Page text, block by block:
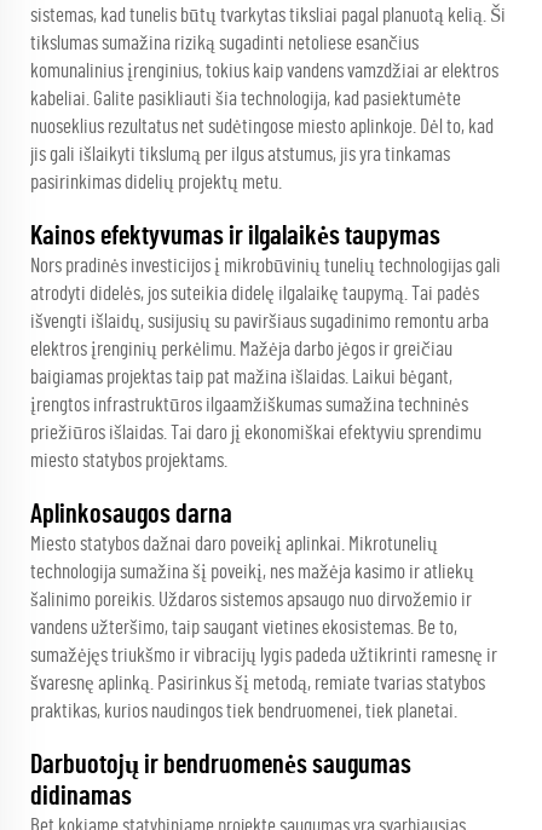
sistemas, kad tunelis būtų tvarkytas tiksliai pagal planuotą kelią. Ši
tikslumas sumažina riziką sugadinti netoliese esančius
komunalinius įrenginius, tokius kaip vandens vamzdžiai ar elektros
kabeliai. Galite pasikliauti šia technologija, kad pasiektumėte
nuoseklius rezultatus net sudėtingose miesto aplinkoje. Dėl to, kad
jis gali išlaikyti tikslumą per ilgus atstumus, jis yra tinkamas
pasirinkimas didelių projektų metu.
Kainos efektyvumas ir ilgalaikės taupymas
Nors pradinės investicijos į mikrobūvinių tunelių technologijas gali
atrodyti didelės, jos suteikia didelę ilgalaikę taupymą. Tai padės
išvengti išlaidų, susijusių su paviršiaus sugadinimo remontu arba
elektros įrenginių perkėlimu. Mažėja darbo jėgos ir greičiau
baigiamas projektas taip pat mažina išlaidas. Laikui bėgant,
įrengtos infrastruktūros ilgaamžiškumas sumažina techninės
priežiūros išlaidas. Tai daro jį ekonomiškai efektyviu sprendimu
miesto statybos projektams.
Aplinkosaugos darna
Miesto statybos dažnai daro poveikį aplinkai. Mikrotunelių
technologija sumažina šį poveikį, nes mažėja kasimo ir atliekų
šalinimo poreikis. Uždaros sistemos apsaugo nuo dirvožemio ir
vandens užteršimo, taip saugant vietines ekosistemas. Be to,
sumažėjęs triukšmo ir vibracijų lygis padeda užtikrinti ramesnę ir
švaresnę aplinką. Pasirinkus šį metodą, remiate tvarias statybos
praktikas, kurios naudingos tiek bendruomenei, tiek planetai.
Darbuotojų ir bendruomenės saugumas
didinamas